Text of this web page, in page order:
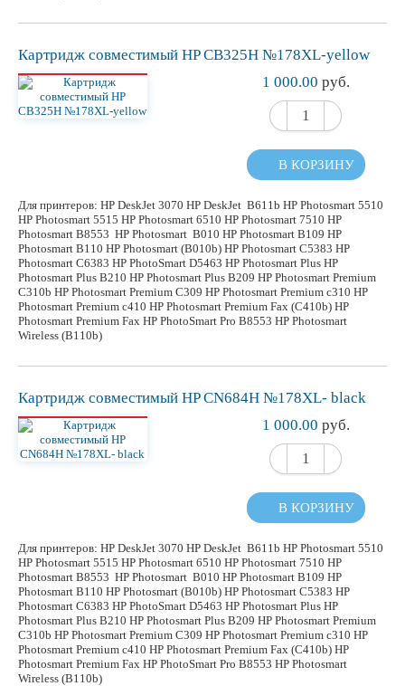
Картридж совместимый HP CB325H №178XL-yellow
1 000.00 руб.
В КОРЗИНУ
Для принтеров: HP DeskJet 3070 HP DeskJet B611b HP Photosmart 5510
HP Photosmart 5515 HP Photosmart 6510 HP Photosmart 7510 HP
Photosmart B8553 HP Photosmart B010 HP Photosmart B109 HP
Photosmart B110 HP Photosmart (B010b) HP Photosmart C5383 HP
Photosmart C6383 HP PhotoSmart D5463 HP Photosmart Plus HP
Photosmart Plus B210 HP Photosmart Plus B209 HP Photosmart Premium
C310b HP Photosmart Premium C309 HP Photosmart Premium c310 HP
Photosmart Premium c410 HP Photosmart Premium Fax (C410b) HP
Photosmart Premium Fax HP PhotoSmart Pro B8553 HP Photosmart
Wireless (B110b)
Картридж совместимый HP CN684H №178XL- black
1 000.00 руб.
В КОРЗИНУ
Для принтеров: HP DeskJet 3070 HP DeskJet B611b HP Photosmart 5510
HP Photosmart 5515 HP Photosmart 6510 HP Photosmart 7510 HP
Photosmart B8553 HP Photosmart B010 HP Photosmart B109 HP
Photosmart B110 HP Photosmart (B010b) HP Photosmart C5383 HP
Photosmart C6383 HP PhotoSmart D5463 HP Photosmart Plus HP
Photosmart Plus B210 HP Photosmart Plus B209 HP Photosmart Premium
C310b HP Photosmart Premium C309 HP Photosmart Premium c310 HP
Photosmart Premium c410 HP Photosmart Premium Fax (C410b) HP
Photosmart Premium Fax HP PhotoSmart Pro B8553 HP Photosmart
Wireless (B110b)